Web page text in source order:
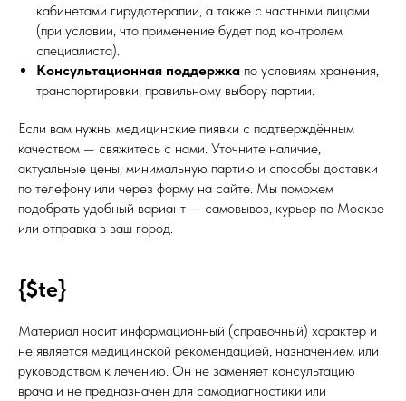
кабинетами гирудотерапии, а также с частными лицами
(при условии, что применение будет под контролем
специалиста).
Консультационная поддержка по условиям хранения,
транспортировки, правильному выбору партии.
Если вам нужны медицинские пиявки с подтверждённым
качеством — свяжитесь с нами. Уточните наличие,
актуальные цены, минимальную партию и способы доставки
по телефону или через форму на сайте. Мы поможем
подобрать удобный вариант — самовывоз, курьер по Москве
или отправка в ваш город.
{$te}
Материал носит информационный (справочный) характер и
не является медицинской рекомендацией, назначением или
руководством к лечению. Он не заменяет консультацию
врача и не предназначен для самодиагностики или